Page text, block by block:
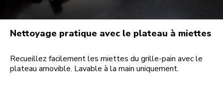
Nettoyage pratique avec le plateau à miettes
Recueillez facilement les miettes du grille-pain avec le
plateau amovible. Lavable à la main uniquement.